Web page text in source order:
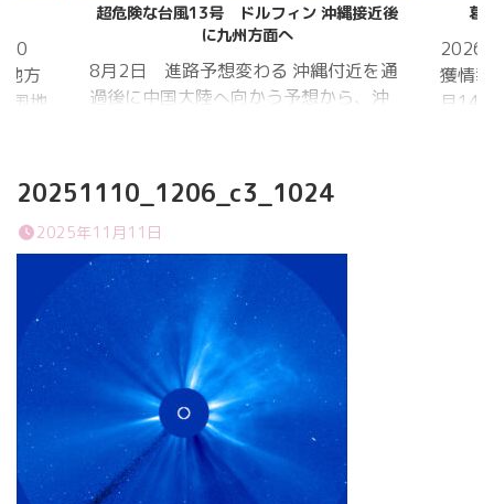
20
方
国地
超危険な台風13号 ドルフィン 沖縄接近後
に九州方面へ
8月2日 進路予想変わる 沖縄付近を通
過後に中国大陸へ向かう予想から、沖
ヨーロッパ中
期予報センター 気象庁 8月31日
6:00 8月30日 5:20 8月1日に南鳥島
近海で猛烈な勢力へ 台風13号は、今
後、海面水温が29度以上の海域を西進
する見込みで、猛烈な勢力になる見込
み。
葛
2026
獲情
月14
20251110_1206_c3_1024
2025年11月11日